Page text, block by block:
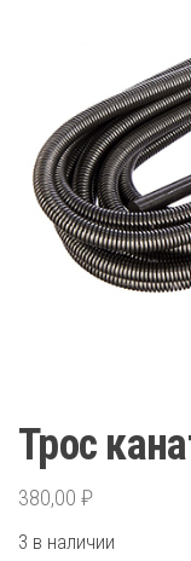
Трос
380,00 ₽
3 в наличии